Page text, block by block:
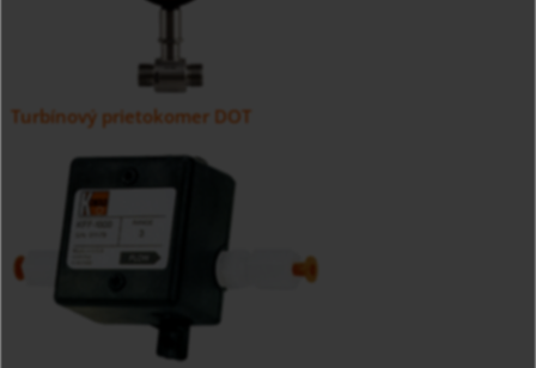
Turbínový prietokomer DOT